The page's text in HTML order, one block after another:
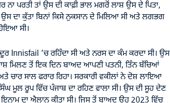
ਪਰਤੀ ਤਾਂ ਉਸ ਦੀ ਕਾਫ਼ੀ ਭਾਲ ਮਗਰੋਂ ਲਾਸ਼ ਉਸ ਦੇ ਪਿਤਾ,
ਦਾ ਕੁੱਤਾ ਬਿਨਾਂ ਕਿਸੇ ਨੁਕਸਾਨ ਦੇ ਮਿਲਿਆ ਸੀ ਅਤੇ ਲਗਭਗ
ਸੀ।
Innisfail ’ਚ ਰਹਿੰਦਾ ਸੀ ਅਤੇ ਨਰਸ ਦਾ ਕੰਮ ਕਰਦਾ ਸੀ। ਉਸ
ਮਿਲਣ ਤੋਂ ਇਕ ਦਿਨ ਬਾਅਦ ਆਪਣੀ ਪਤਨੀ, ਤਿੰਨ ਬੱਚਿਆਂ
ਸਾਲ ਫਰਾਰ ਰਿਹਾ। ਸਰਕਾਰੀ ਵਕੀਲਾਂ ਨੇ ਦੋਸ਼ ਲਾਇਆ
ਮੂਲ ਰੂਪ ਵਿੱਚ ਪੰਜਾਬ ਦਾ ਰਹਿਣ ਵਾਲਾ ਸੀ। ਉਸ ਦੀ ਸੂਹ ਦੇਣ
ਦਾ ਐਲਾਨ ਕੀਤਾ ਸੀ। ਜਿਸ ਤੋਂ ਬਾਅਦ ਉਹ 2023 ਵਿੱਚ